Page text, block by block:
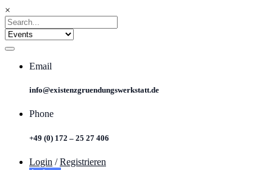
×
Email
info@existenzgruendungswerkstatt.de
Phone
+49 (0) 172 – 25 27 406
Login / Registrieren